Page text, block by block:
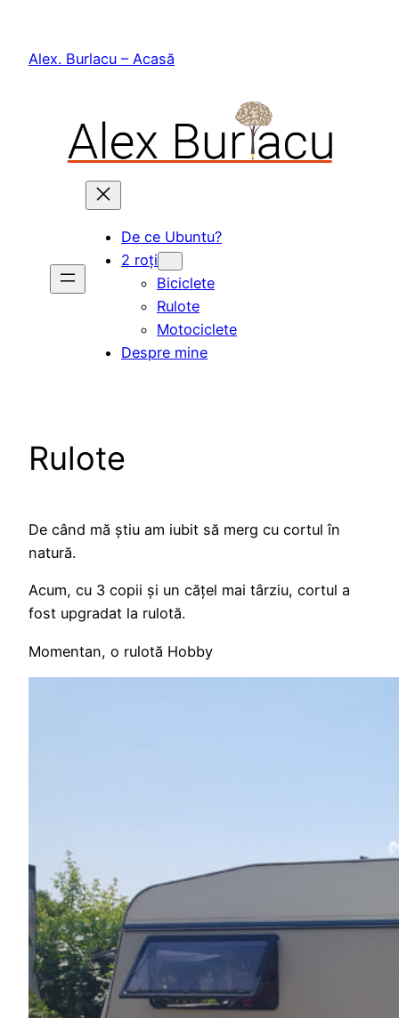
content
Alex. Burlacu – Acasă
De ce Ubuntu?
2 roți
Biciclete
Rulote
Motociclete
Despre mine
Rulote
De când mă știu am iubit să merg cu cortul în
natură.
Acum, cu 3 copii și un cățel mai târziu, cortul a
fost upgradat la rulotă.
Momentan, o rulotă Hobby